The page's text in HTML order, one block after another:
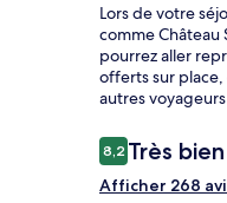
Lors de votre
comme Château
pourrez aller
offerts sur place,
autres
Avis
voyageurs
8,28,2 sur 10
Très bien
Afficher 268